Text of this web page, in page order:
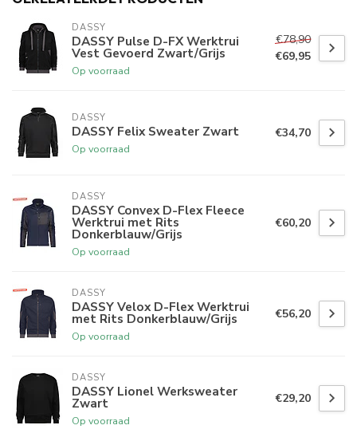
DASSY
DASSY Pulse D-FX Werktrui
Vest Gevoerd Zwart/Grijs
Op voorraad
€78,90
€69,95
DASSY
DASSY Felix Sweater Zwart
Op voorraad
€34,70
DASSY
DASSY Convex D-Flex Fleece
Werktrui met Rits
Donkerblauw/Grijs
Op voorraad
€60,20
DASSY
DASSY Velox D-Flex Werktrui
met Rits Donkerblauw/Grijs
Op voorraad
€56,20
DASSY
DASSY Lionel Werksweater
Zwart
Op voorraad
€29,20